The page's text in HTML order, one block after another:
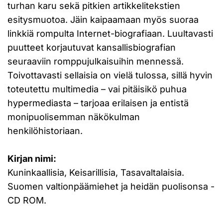
turhan karu sekä pitkien artikkelitekstien
esitysmuotoa. Jäin kaipaamaan myös suoraa
linkkiä rompulta Internet-biografiaan. Luultavasti
puutteet korjautuvat kansallisbiografian
seuraaviin romppujulkaisuihin mennessä.
Toivottavasti sellaisia on vielä tulossa, sillä hyvin
toteutettu multimedia – vai pitäisikö puhua
hypermediasta – tarjoaa erilaisen ja entistä
monipuolisemman näkökulman
henkilöhistoriaan.
Kirjan nimi:
Kuninkaallisia, Keisarillisia, Tasavaltalaisia.
Suomen valtionpäämiehet ja heidän puolisonsa -
CD ROM.